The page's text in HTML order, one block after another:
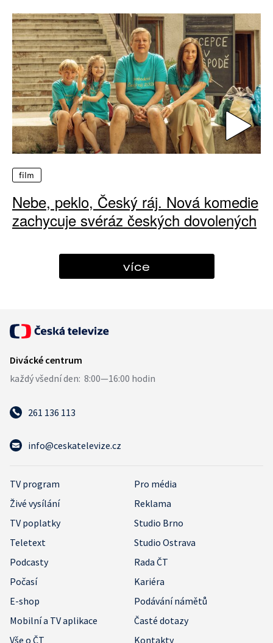
film
Nebe, peklo, Český ráj. Nová komedie
zachycuje svéráz českých dovolených
více
261 136 113
info@ceskatelevize.cz
TV program
Pro média
Živé vysílání
Reklama
TV poplatky
Studio Brno
Teletext
Studio Ostrava
Podcasty
Rada ČT
Počasí
Kariéra
E-shop
Podávání námětů
Mobilní a TV aplikace
Časté dotazy
Vše o ČT
Kontakty